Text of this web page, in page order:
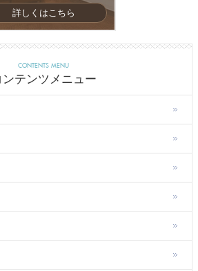
詳しくはこちら
CONTENTS MENU
ンテンツメニュー